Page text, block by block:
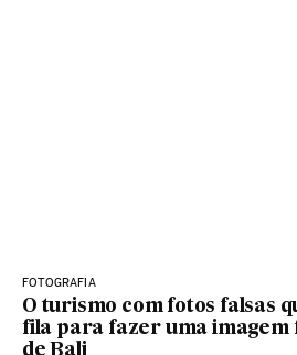
FOTOGRAFIA
O turismo com fotos falsas
fila para fazer uma imagem
de Bali